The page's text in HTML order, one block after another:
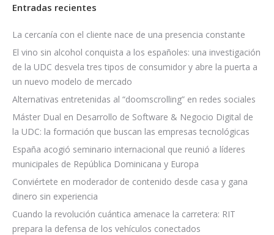
Entradas recientes
La cercanía con el cliente nace de una presencia constante
El vino sin alcohol conquista a los españoles: una investigación
de la UDC desvela tres tipos de consumidor y abre la puerta a
un nuevo modelo de mercado
Alternativas entretenidas al “doomscrolling” en redes sociales
Máster Dual en Desarrollo de Software & Negocio Digital de
la UDC: la formación que buscan las empresas tecnológicas
España acogió seminario internacional que reunió a líderes
municipales de República Dominicana y Europa
Conviértete en moderador de contenido desde casa y gana
dinero sin experiencia
Cuando la revolución cuántica amenace la carretera: RIT
prepara la defensa de los vehículos conectados